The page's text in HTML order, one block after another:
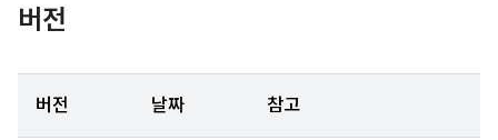
버전
버전 날짜 참고